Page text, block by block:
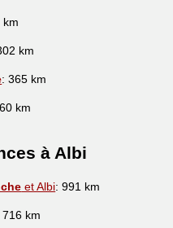
km
km
: 365 km
km
à Albi
et Albi: 991 km
716 km